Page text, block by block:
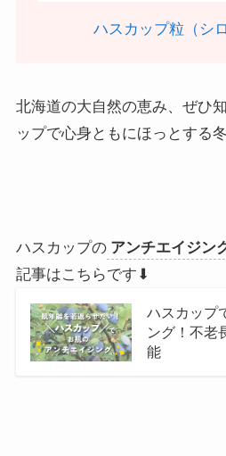
ハスカップ粒（シ
北海道の大自然の恵み、ぜひ
ップで心身ともにほっとする
ハスカップの アンチエイジン
記事はこちらです⬇
ハスカップ
ング！不老
能